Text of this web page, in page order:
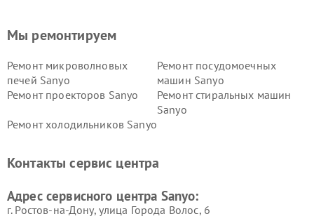
Мы ремонтируем
Ремонт микроволновых
печей Sanyo
Ремонт посудомоечных
машин Sanyo
Ремонт проекторов Sanyo
Ремонт стиральных машин
Sanyo
Ремонт холодильников Sanyo
Контакты сервис центра
Адрес сервисного центра Sanyo:
г. Ростов-на-Дону, улица Города Волос, 6